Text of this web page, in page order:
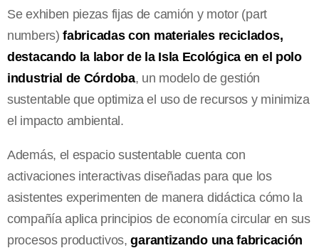
Se exhiben piezas fijas de camión y motor (part
numbers)fabricadas con materiales reciclados,
destacando la labor de la Isla Ecológica en el polo
industrial de Córdoba, un modelo de gestión
sustentable que optimiza el uso de recursos y minimiza
el impacto ambiental.
Además, el espacio sustentable cuenta con
activaciones interactivas diseñadas para que los
asistentes experimenten de manera didáctica cómo la
compañía aplica principios de economía circular en sus
procesos productivos,garantizando una fabricación